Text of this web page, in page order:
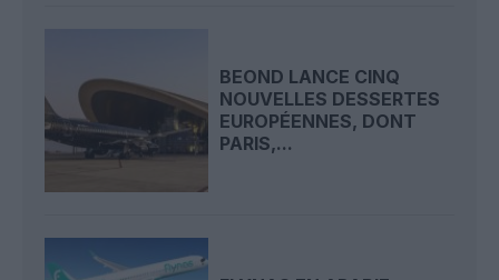
BEOND LANCE CINQ
NOUVELLES DESSERTES
EUROPÉENNES, DONT
PARIS,...